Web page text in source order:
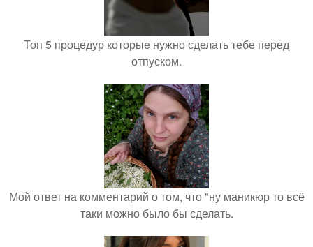
Топ 5 процедур которые нужно сделать тебе перед
отпуском.
Мой ответ на комментарий о том, что "ну маникюр то всё
таки можно было бы сделать.